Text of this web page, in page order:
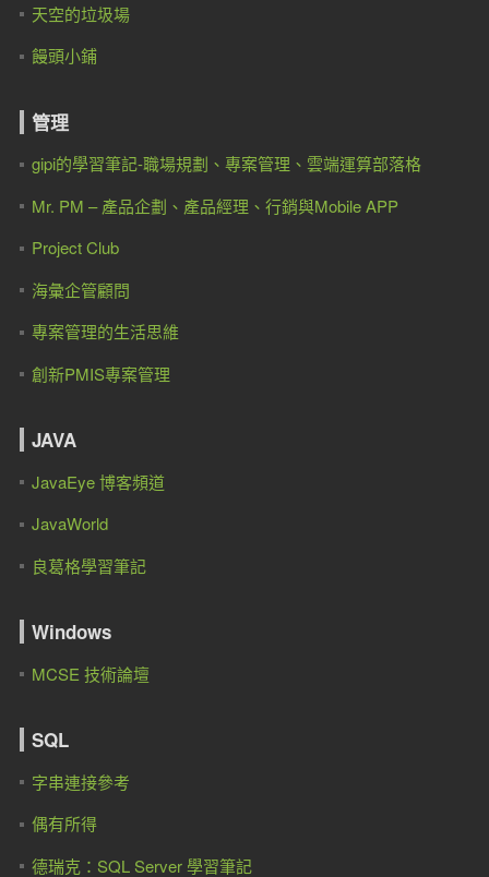
天空的垃圾場
饅頭小鋪
管理
gipi的學習筆記-職場規劃、專案管理、雲端運算部落格
Mr. PM – 產品企劃、產品經理、行銷與Mobile APP
Project Club
海彙企管顧問
專案管理的生活思維
創新PMIS專案管理
JAVA
JavaEye 博客頻道
JavaWorld
良葛格學習筆記
Windows
MCSE 技術論壇
SQL
字串連接參考
偶有所得
德瑞克：SQL Server 學習筆記